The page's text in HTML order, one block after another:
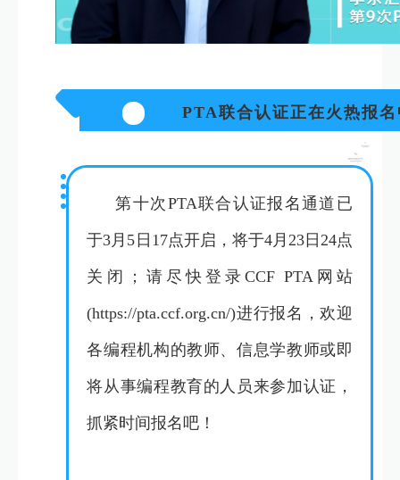
PTA联合认证正在火热报
第十次PTA联合认证报名通道已
于3月5日17点开启，将于4月23日24点
关闭；请尽快登录CCF PTA网站
(https://pta.ccf.org.cn/)进行报名，欢迎
各编程机构的教师、信息学教师或即
将从事编程教育的人员来参加认证，
抓紧时间报名吧！